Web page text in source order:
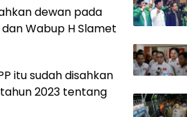
dewan pada
Wabup H Slamet
itu sudah disahkan
2023 tentang